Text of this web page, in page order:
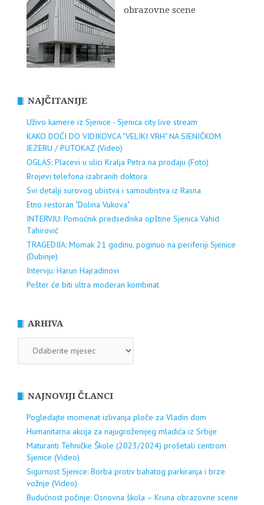
obrazovne scene
NAJČITANIJE
Uživo kamere iz Sjenice - Sjenica city live stream
KAKO DOĆI DO VIDIKOVCA "VELIKI VRH" NA SJENIČKOM
JEZERU / PUTOKAZ (Video)
OGLAS: Placevi u ulici Kralja Petra na prodaju (Foto)
Brojevi telefona izabranih doktora
Svi detalji surovog ubistva i samoubistva iz Rasna
Etno restoran "Dolina Vukova"
INTERVJU: Pomoćnik predsednika opštine Sjenica Vahid
Tahirović
TRAGEDIJA: Momak 21 godinu, poginuo na periferiji Sjenice
(Dubinje)
Intervju: Harun Hajradinovi
Pešter će biti ultra moderan kombinat
ARHIVA
NAJNOVIJI ČLANCI
Pogledajte momenat izlivanja ploče za Vladin dom
Humanitarna akcija za najugroženijeg mladića iz Srbije
Maturanti Tehničke Škole (2023/2024) prošetali centrom
Sjenice (Video)
Sigurnost Sjenice: Borba protiv bahatog parkiranja i brze
vožnje (Video)
Budućnost počinje: Osnovna škola – Kruna obrazovne scene